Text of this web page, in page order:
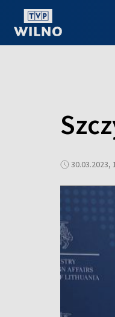
30.03.2023,